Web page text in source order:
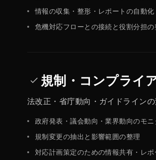
情報の収集・整形・レポートの自動化
危機対応フローとの接続と役割分担の
done 規制・コンプライ
法改正・省庁動向・ガイドライン
政府発表・議会動向・業界動向のモ
規制変更の抽出と影響範囲の整理
対応計画策定のための情報共有・レポ